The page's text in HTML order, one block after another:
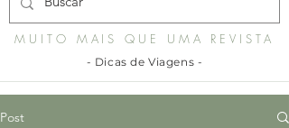
MUITO MAIS QUE UMA REVISTA
- Dicas de Viagens -
Post